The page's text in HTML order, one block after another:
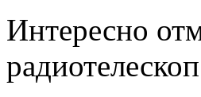
Интересно